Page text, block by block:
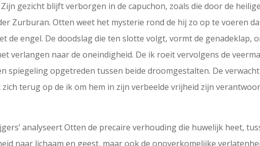
gezicht blijft verborgen in de capuchon, zoals die door de
Zurburan. Otten weet het mysterie rond de hij zo op te voeren
de engel. De doodslag die ten slotte volgt, vormt de genadeklap,
verlangen naar de oneindigheid. De ik roeit vervolgens de
spiegeling opgetreden tussen beide droomgestalten. De
terug op de ik om hem in zijn verbeelde vrijheid zijn
analyseert Otten de precaire verhouding die huwelijk heet,
naar lichaam en geest, maar ook de onoverkomelijke